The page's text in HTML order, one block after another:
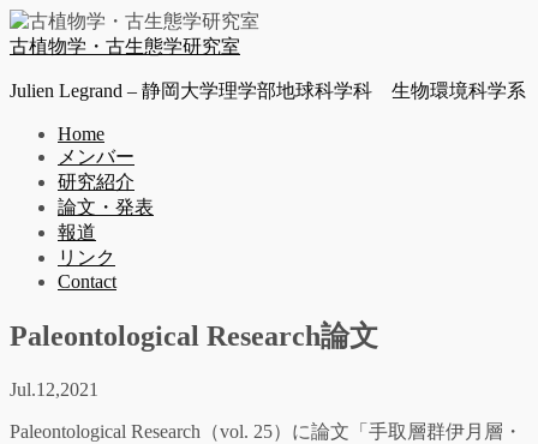
古植物学・古生態学研究室
Julien Legrand – 静岡大学理学部地球科学科 生物環境科学系
Home
メンバー
研究紹介
論文・発表
報道
リンク
Contact
Paleontological Research論文
Jul.12,2021
Paleontological Research（vol. 25）に論文「手取層群伊月層・